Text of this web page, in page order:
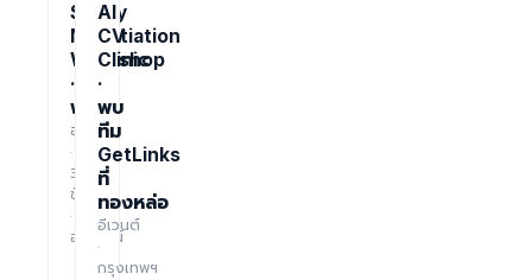
Salary
Negotiation
Workshop
·
ฟรี
อบรม
·
3
ชั่วโมง
·
ออนไลน์
AI
CV
Clinic
·
พบ
ทีม
GetLinks
ที่
ทองหล่อ
อีเวนต์
·
กรุงเทพฯ